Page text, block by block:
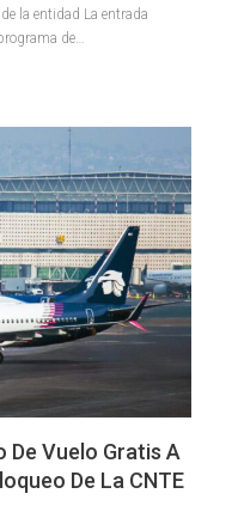
la entidad La entrada
de…
Vuelo Gratis A
De La CNTE